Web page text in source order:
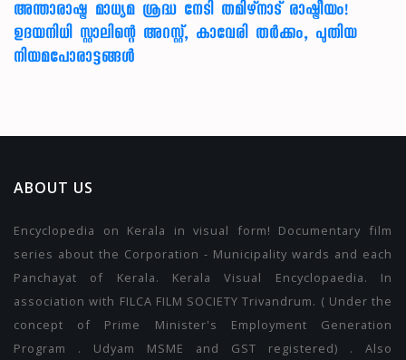
അന്താരാഷ്ട്ര മാധ്യമ ശ്രദ്ധ നേടി തമിഴ്‌നാട് രാഷ്ട്രീയം!
ഉദയനിധി സ്റ്റാലിന്റെ അറസ്റ്റ്, കാവേരി തർക്കം, പുതിയ
നിയമപോരാട്ടങ്ങൾ
ABOUT US
Encyclopedia on Kerala in visual form! Documentary film
series about the Corporation - Municipality wards and each
Panchayat of Kerala. Kerala Visual Encyclopaedia. In
association with FILCA FILM SOCIETY Trivandrum. ( Under the
concept of Prime Minister's Employment Generation
Program . Udyam MSME and GST registered) . Also